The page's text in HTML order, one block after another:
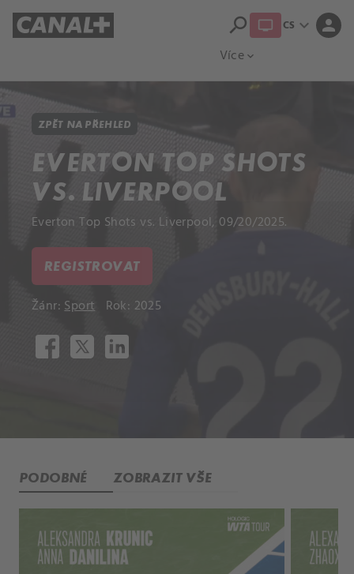
Více expand_more
search CS expand_more person
ZPĚT NA PŘEHLED
EVERTON TOP SHOTS
VS. LIVERPOOL
Everton Top Shots vs. Liverpool, 09/20/2025.
REGISTROVAT
Žánr:Sport Rok: 2025
PODOBNÉ ZOBRAZIT VŠE